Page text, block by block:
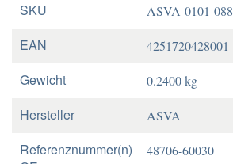
SKU ASVA-0101-088
EAN 4251720428001
Gewicht 0.2400 kg
Hersteller ASVA
Referenznummer(n)
48706-60030